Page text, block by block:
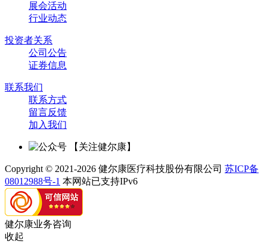
展会活动
行业动态
投资者关系
公司公告
证券信息
联系我们
联系方式
留言反馈
加入我们
【关注健尔康】
Copyright © 2021-2026 健尔康医疗科技股份有限公司 苏ICP备
08012988号-1 本网站已支持IPv6
健尔康业务咨询
收起